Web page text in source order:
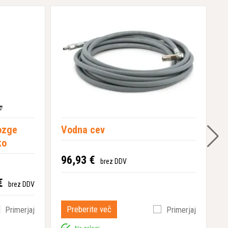
brez DDV
Primerjaj
Vodna cev
96,93 € brez DDV
Preberite več Primerjaj